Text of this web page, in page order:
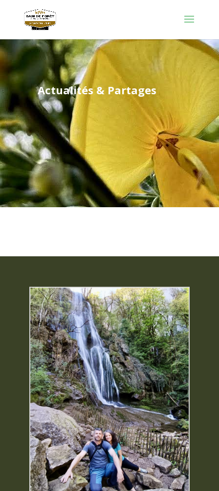
Actualités & Partages